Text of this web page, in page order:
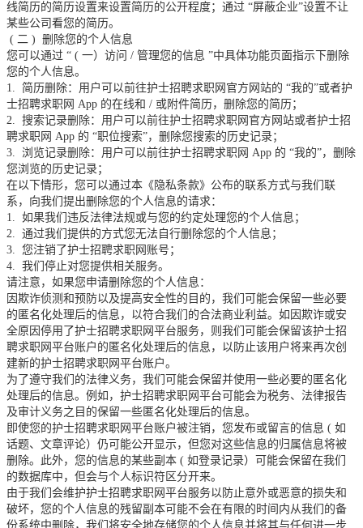
线简历的简历设置来设置简历的公开程度；通过 “屏蔽企业”设置不让
某些公司看您的简历。
( 二 ) 删除您的个人信息
您可以通过 “ ( 一）访问 / 管理您的信息 ”中具体功能页面指示下删除
您的个人信息。
1. 简历删除：用户可以前往护士招聘求职网官方网站的 “我的”或者护
士招聘求职网 App 的在线和 / 或附件简历，删除您的简历；
2. 搜索记录删除：用户可以前往护士招聘求职网官方网站或者护士招
聘求职网 App 的 “职位搜索”，删除您搜索的历史记录；
3. 浏览记录删除：用户可以前往护士招聘求职网 App 的 “我的”，删除
您浏览的历史记录；
在以下情形，您可以通过本《隐私条款》公布的联系方式与我们联
系，向我们提出删除您的个人信息的请求：
1. 如果我们违反法律法规或与您的约定处理您的个人信息；
2. 通过我们提供的方式您无法自行删除您的个人信息；
3. 您注销了护士招聘求职网账号；
4. 我们停止对您提供相关服务。
请注意，如果您申请删除您的个人信息：
因欺诈侦测和预防以及提高安全性的目的，我们可能会保留一些必要
的匿名化处理后的信息，以符合我们的合法商业利益。如因欺诈或安
全原因停用了护士招聘求职网平台服务，则我们可能会保留该护士招
聘求职网平台账户的匿名化处理后的信息，以防止该用户将来再次创
建新的护士招聘求职网平台账户。
为了遵守我们的法律义务，我们可能会保留并使用一些必要的匿名化
处理后的信息。例如，护士招聘求职网平台可能会为税务、法律报告
及审计义务之目的保留一些匿名化处理后的信息。
即使您的护士招聘求职网平台账户被注销，您发布或留言的信息 ( 如
话题、文章评论）仍可能公开显示，但您对这些信息的归属信息将被
删除。此外，您的信息的某些副本 ( 如登录记录）可能会保留在我们
的数据库中，但会与个人标识符区分开来。
由于我们会维护护士招聘求职网平台服务以防止意外或恶意的损失和
破坏，您的个人信息的残留副本可能不会在有限的时间内从我们的备
份系统中删除，我们将安全地存储您的个人信息并将其与任何进一步